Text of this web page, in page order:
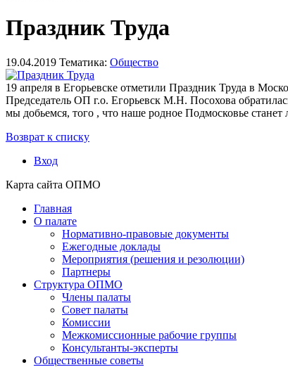
Праздник Труда
19.04.2019 Тематика: Общество
19 апреля в Егорьевске отметили Праздник Труда в
Председатель ОП г.о. Егорьевск М.Н. Посохова
мы добьемся, того , что наше родное Подмосковье
Возврат к списку
Вход
Карта сайта ОПМО
Главная
О палате
Нормативно-правовые документы
Ежегодные доклады
Мероприятия (решения и резолюции)
Партнеры
Структура ОПМО
Члены палаты
Совет палаты
Комиссии
Межкомиссионные рабочие группы
Консультанты-эксперты
Общественные советы